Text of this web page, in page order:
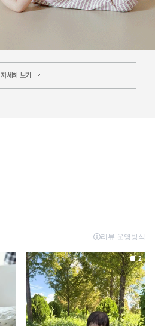
자세히 보기